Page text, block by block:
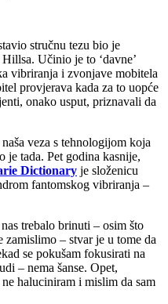
stručnu tezu bio je
Učinio je to ‘davne’
vibriranja i zvonjave mobitela
provjerava kada za to uopće
onako usput, priznavali da
veza s tehnologijom koja
je tada. Pet godina kasnije,
Dictionary je složenicu
fantomskog vibriranja –
trebalo brinuti – osim što
zamislimo – stvar je u tome da
se pokušam fokusirati na
– nema šanse. Opet,
haluciniram i mislim da sam